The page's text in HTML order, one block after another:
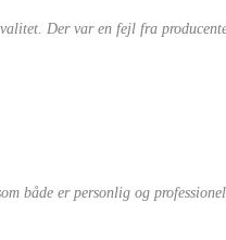
Der var en fejl fra
både er personlig og